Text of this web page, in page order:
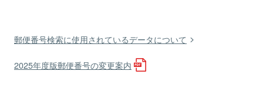
郵便番号検索に使用されているデータについて
2025年度版郵便番号の変更案内